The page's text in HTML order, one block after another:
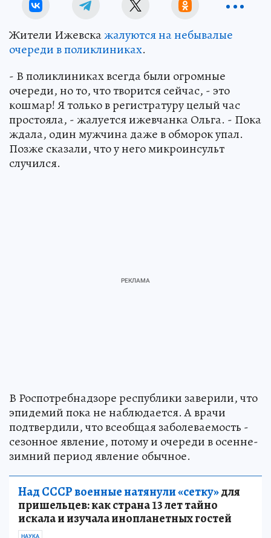
Жители Ижевскажалуются на небывалые
очереди в поликлиниках.
- В поликлиниках всегда были огромные
очереди, но то, что творится сейчас, - это
кошмар! Я только в регистратуру целый час
простояла, - жалуется ижевчанка Ольга. - Пока
ждала, один мужчина даже в обморок упал.
Позже сказали, что у него микроинсульт
случился.
В Роспотребнадзоре республики заверили, что
эпидемий пока не наблюдается. А врачи
подтвердили, что всеобщая заболеваемость -
сезонное явление, потому и очереди в осенне-
зимний период явление обычное.
Над СССР военные натянули «сетку»для
пришельцев: как страна 13 лет тайно
искала и изучала инопланетных гостей
НАУКА